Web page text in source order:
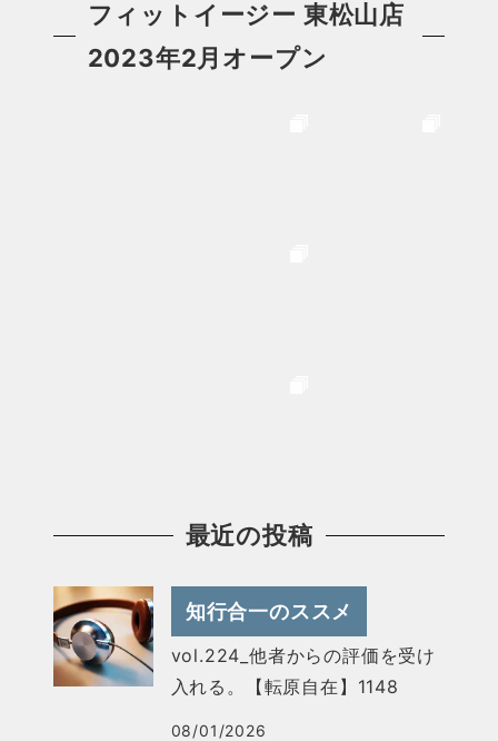
フィットイージー 東松山店
2023年2月オープン
最近の投稿
知行合一のススメ
vol.224_他者からの評価を受け
入れる。【転原自在】1148
08/01/2026